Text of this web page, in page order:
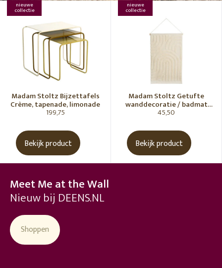
nieuwe
collectie
Madam Stoltz Bijzettafels
Crème, tapenade, limonade
199,75
Bekijk product
nieuwe
collectie
Madam Stoltz Getufte
wanddecoratie / badmat
Vanille
45,50
Bekijk product
Meet Me at the Wall
Nieuw bij DEENS.NL
Shoppen